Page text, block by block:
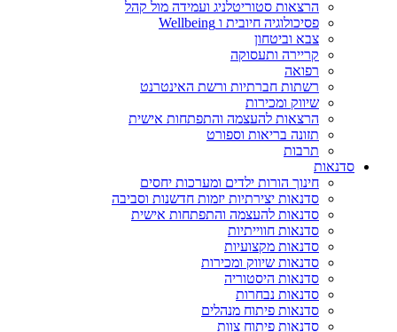
הרצאות סטוריטלניג ועמידה מול קהל
פסיכולוגיה חיובית ו Wellbeing
צבא וביטחון
קריירה ותעסוקה
רפואה
רשתות חברתיות ורשת האינטרנט
שיווק ומכירות
הרצאות להעצמה והתפתחות אישית
תזונה בריאות וספורט
תרבות
סדנאות
חינוך הורות ילדים ומערכות יחסים
סדנאות יצירתיות יזמות חדשנות וסביבה
סדנאות להעצמה והתפתחות אישית
סדנאות חווייתיות
סדנאות מקצועיות
סדנאות שיווק ומכירות
סדנאות היסטוריה
סדנאות נבחרות
סדנאות פיתוח מנהלים
סדנאות פיתוח צוות